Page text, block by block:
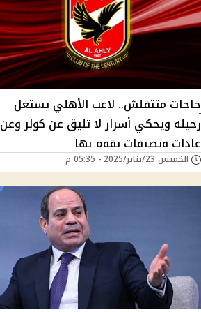
حاجات متتقلش.. لاعب الأهلي يستغل
رحيله ويحكي أسرار لا تليق عن كولر وعن
عادات وتصرفات يقوم بها
الخميس 23/يناير/2025 - 05:35 م